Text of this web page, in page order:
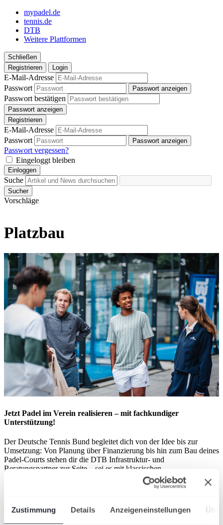
Zustimmung Details Anzeigeneinstellungen
mypadel.de
tennis.de
DTB
Weitere Plattformen
Schließen
Registrieren
Login
E-Mail-Adresse
Passwort
Passwort anzeigen
Passwort bestätigen
Passwort anzeigen
Registrieren
E-Mail-Adresse
Passwort
Passwort anzeigen
Passwort vergessen?
Eingeloggt bleiben
Einloggen
Suche
Sucher
Vorschläge
Platzbau
Jetzt Padel im Verein realisieren – mit fachkundiger
Unterstützung!
Der Deutsche Tennis Bund begleitet dich von der Idee bis zur
Umsetzung: Von Planung über Finanzierung bis hin zum Bau deines
Padel-Courts stehen dir die DTB Infrastruktur- und
Beratungspartner zur Seite – sei es mit klassischen
Fundamentlösungen oder modernen, modularen Systemen. Damit
dein Verein optimal von Padel profitiert, arbeiten wir mit erfahrenen
Infrastrukturpartner